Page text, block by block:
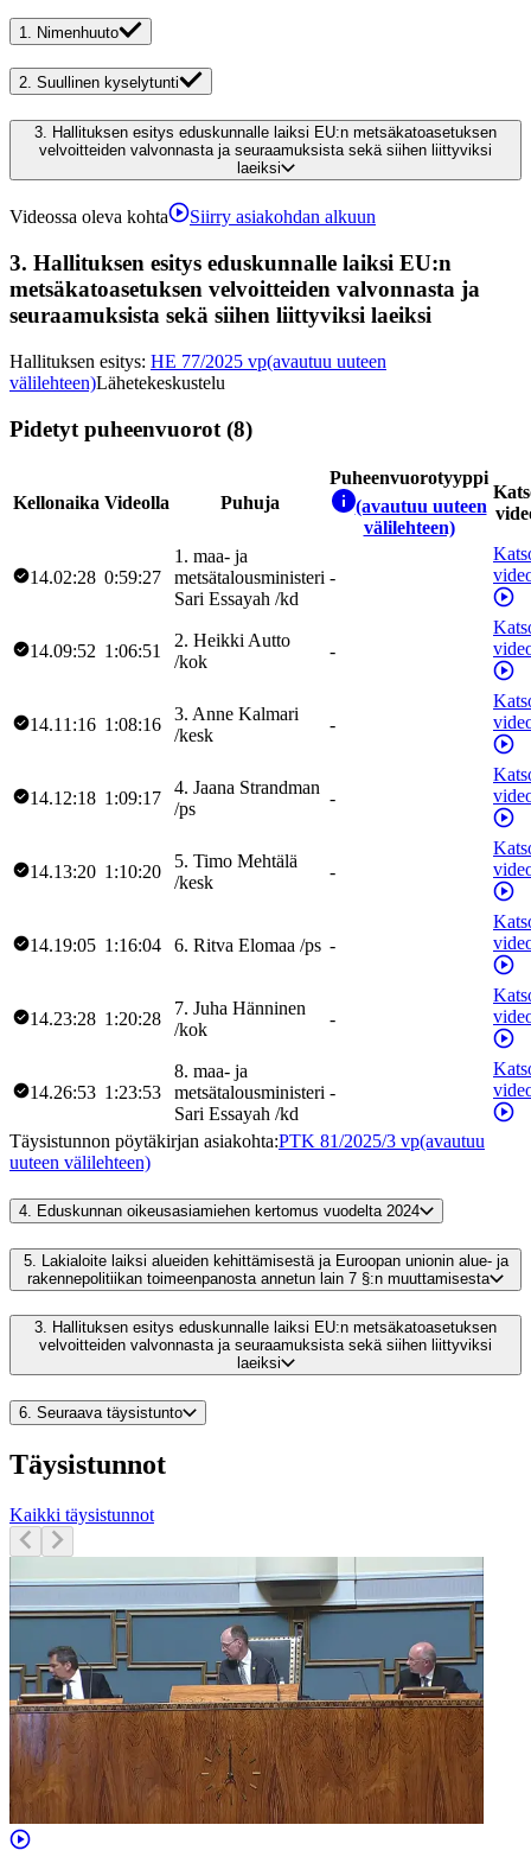
1. Nimenhuuto
2. Suullinen kyselytunti
3. Hallituksen esitys eduskunnalle laiksi EU:n metsäkatoasetuksen
velvoitteiden valvonnasta ja seuraamuksista sekä siihen liittyviksi
laeiksi
Videossa oleva kohta Siirry asiakohdan alkuun
3. Hallituksen esitys eduskunnalle laiksi EU:n
metsäkatoasetuksen velvoitteiden valvonnasta ja
seuraamuksista sekä siihen liittyviksi laeiksi
Hallituksen esitys: HE 77/2025 vp(avautuu uuteen
välilehteen)Lähetekeskustelu
Pidetyt puheenvuorot (8)
Kellonaika Videolla Puhuja
Puheenvuorotyyppi
(avautuu uuteen
välilehteen)
14.02:28 0:59:27
1 . maa- ja
metsätalousministeri
Sari Essayah /kd
-
14.09:52 1:06:51
2. Heikki Autto
/kok
-
14.11:16 1:08:16
3. Anne Kalmari
/kesk
-
14.12:18 1:09:17
4. Jaana Strandman
/ps
-
14.13:20 1:10:20
5. Timo Mehtälä
/kesk
-
14.19:05 1:16:04 6. Ritva Elomaa /ps -
14.23:28 1:20:28
7. Juha Hänninen
/kok
-
14.26:53 1:23:53
8. maa- ja
metsätalousministeri
Sari Essayah /kd
-
Täysistunnon pöytäkirjan asiakohta:PTK 81/2025/3 vp(avautuu
uuteen välilehteen)
4. Eduskunnan oikeusasiamiehen kertomus vuodelta 2024
5.
Lakialoite laiksi alueiden kehittämisestä ja Euroopan unionin alue- ja
rakennepolitiikan toimeenpanosta annetun lain 7 §:n muuttamisesta
3. Hallituksen esitys eduskunnalle laiksi EU:n metsäkatoasetuksen
velvoitteiden valvonnasta ja seuraamuksista sekä siihen liittyviksi
laeiksi
6. Seuraava täysistunto
Täysistunnot
Kaikki täysistunnot